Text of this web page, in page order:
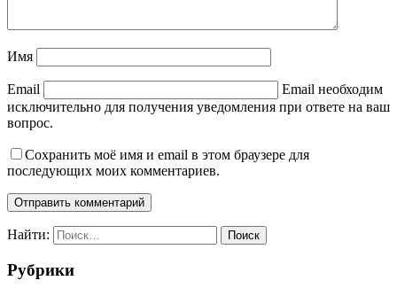
Имя
Email
Email необходим
исключительно для получения уведомления при ответе на ваш
вопрос.
Сохранить моё имя и email в этом браузере для
последующих моих комментариев.
Найти:
Рубрики